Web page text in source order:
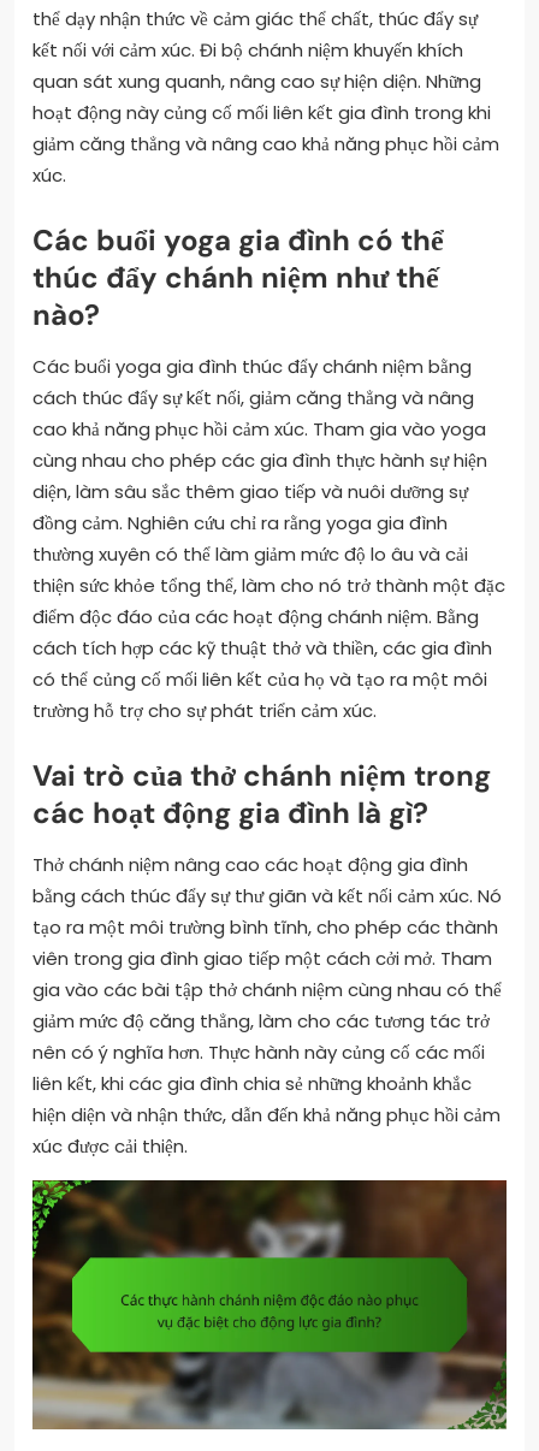
thể dạy nhận thức về cảm giác thể chất, thúc đẩy sự
kết nối với cảm xúc. Đi bộ chánh niệm khuyến khích
quan sát xung quanh, nâng cao sự hiện diện. Những
hoạt động này củng cố mối liên kết gia đình trong khi
giảm căng thẳng và nâng cao khả năng phục hồi cảm
xúc.
Các buổi yoga gia đình có thể
thúc đẩy chánh niệm như thế
nào?
Các buổi yoga gia đình thúc đẩy chánh niệm bằng
cách thúc đẩy sự kết nối, giảm căng thẳng và nâng
cao khả năng phục hồi cảm xúc. Tham gia vào yoga
cùng nhau cho phép các gia đình thực hành sự hiện
diện, làm sâu sắc thêm giao tiếp và nuôi dưỡng sự
đồng cảm. Nghiên cứu chỉ ra rằng yoga gia đình
thường xuyên có thể làm giảm mức độ lo âu và cải
thiện sức khỏe tổng thể, làm cho nó trở thành một đặc
điểm độc đáo của các hoạt động chánh niệm. Bằng
cách tích hợp các kỹ thuật thở và thiền, các gia đình
có thể củng cố mối liên kết của họ và tạo ra một môi
trường hỗ trợ cho sự phát triển cảm xúc.
Vai trò của thở chánh niệm trong
các hoạt động gia đình là gì?
Thở chánh niệm nâng cao các hoạt động gia đình
bằng cách thúc đẩy sự thư giãn và kết nối cảm xúc. Nó
tạo ra một môi trường bình tĩnh, cho phép các thành
viên trong gia đình giao tiếp một cách cởi mở. Tham
gia vào các bài tập thở chánh niệm cùng nhau có thể
giảm mức độ căng thẳng, làm cho các tương tác trở
nên có ý nghĩa hơn. Thực hành này củng cố các mối
liên kết, khi các gia đình chia sẻ những khoảnh khắc
hiện diện và nhận thức, dẫn đến khả năng phục hồi cảm
xúc được cải thiện.